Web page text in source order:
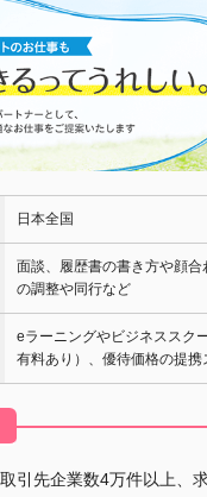
日本全国
面談、履歴書の書き方や顔
の調整や同行など
eラーニングやビジネススク
有料あり）、優待価格の提携
引先企業数4万件以上、